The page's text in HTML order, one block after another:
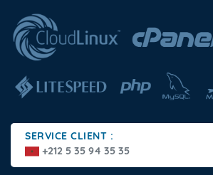
SERVICE CLIENT :
+212 5 35 94 35 35